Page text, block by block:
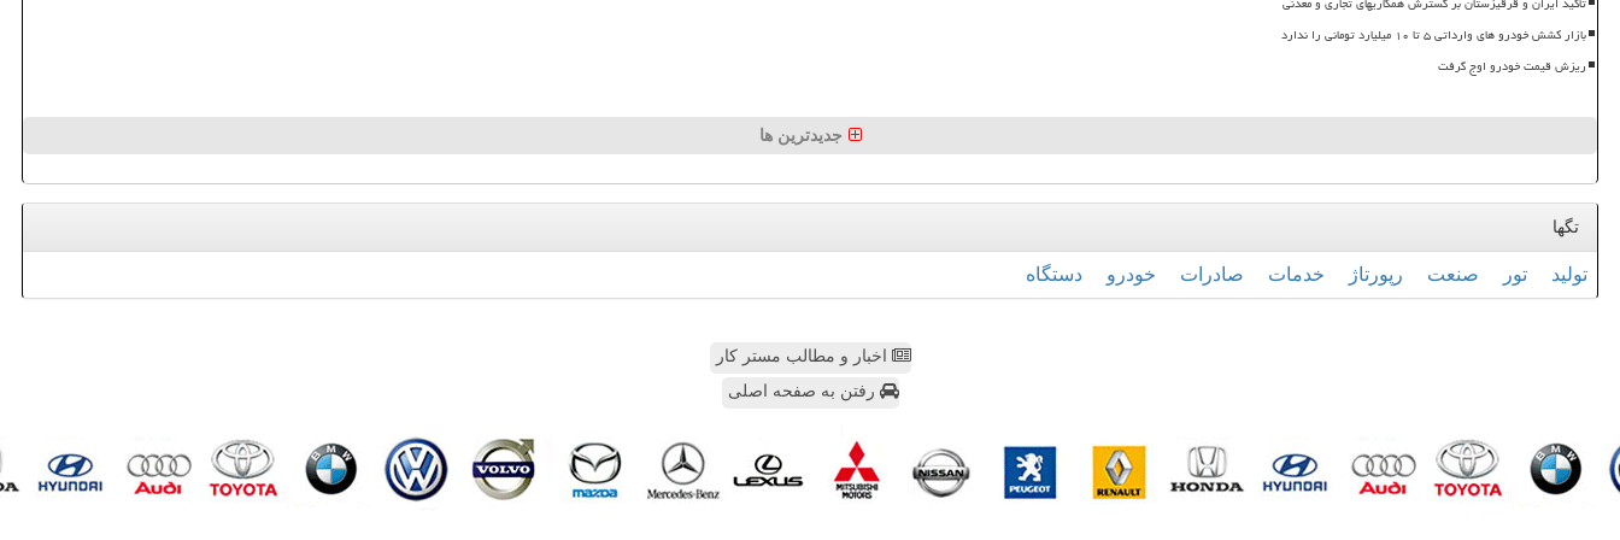
بازار کشش خودرو های وارداتی ۵ تا ۱۰ میلیارد تومانی را ندارد
ریزش قیمت خودرو اوج گرفت
جدیدترین ها
تگها
تولید تور صنعت رپورتاژ خدمات صادرات خودرو دستگاه
اخبار و مطالب مستر کار
رفتن به صفحه اصلی